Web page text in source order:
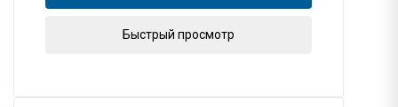
Быстрый просмотр